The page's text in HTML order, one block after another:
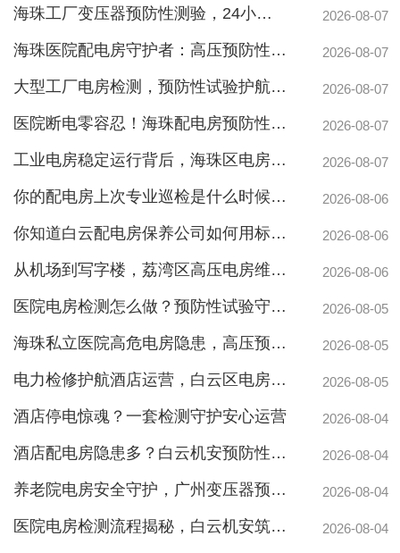
海珠工厂变压器预防性测验，24小时生产不断电的守护神 2026-08-07
海珠医院配电房守护者：高压预防性试验如何规避呼吸机停摆风险 2026-08-07
大型工厂电房检测，预防性试验护航24h连续生产 2026-08-07
医院断电零容忍！海珠配电房预防性检测如何守住生命线？ 2026-08-07
工业电房稳定运行背后，海珠区电房维护公司如何守护写字楼与工厂用电安全 2026-08-07
你的配电房上次专业巡检是什么时候？白云配电房巡检公司告诉你定期检测有多重要 2026-08-06
你知道白云配电房保养公司如何用标准化流程守护企业电力安全吗？ 2026-08-06
从机场到写字楼，荔湾区高压电房维保公司如何守护电力生命线 2026-08-06
医院电房检测怎么做？预防性试验守护生命线不停摆 2026-08-05
海珠私立医院高危电房隐患，高压预防性试验守护生命线 2026-08-05
电力检修护航酒店运营，白云区电房托管公司实力护航地标建筑 2026-08-05
酒店停电惊魂？一套检测守护安心运营 2026-08-04
酒店配电房隐患多？白云机安预防性检测全解析 2026-08-04
养老院电房安全守护，广州变压器预防性测验护航疏散通道 2026-08-04
医院电房检测流程揭秘，白云机安筑牢生命防线 2026-08-04